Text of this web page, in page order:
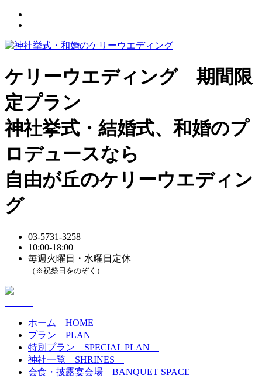
ケリーウエディング 期間限
定プラン
神社挙式・結婚式、和婚のプ
ロデュースなら
自由が丘のケリーウエディン
グ
03-5731-3258
10:00-18:00
毎週火曜日・水曜日定休
（※祝祭日をのぞく）
ホーム HOME
プラン PLAN
特別プラン SPECIAL PLAN
神社一覧 SHRINES
会食・披露宴会場 BANQUET SPACE